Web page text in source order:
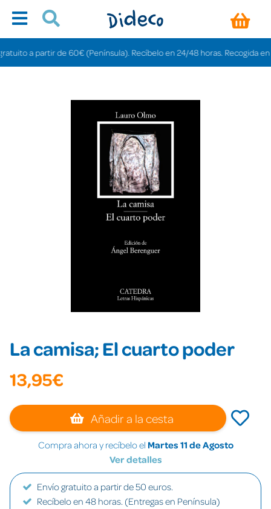
a partir de 60€ (Península). Recíbelo en 24/48 horas. Recogida en
La camisa; El cuarto poder
13,95€
Añadir a la cesta
Compra ahora y recíbelo el Martes 11 de Agosto
Ver detalles
Envío gratuito a partir de 50 euros.
Recíbelo en 48 horas. (Entregas en Península)